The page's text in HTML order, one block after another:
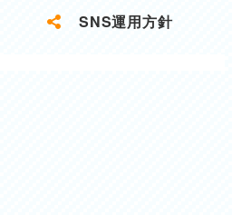
SNS運用方針